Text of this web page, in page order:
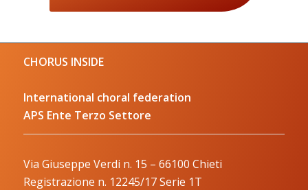
CHORUS INSIDE
International choral federation
APS Ente Terzo Settore
Via Giuseppe Verdi n. 15 – 66100 Chieti
Registrazione n. 12245/17 Serie 1T